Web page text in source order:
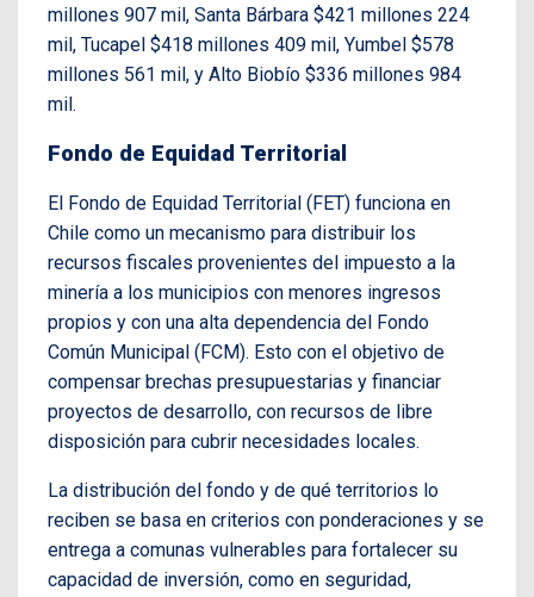
millones 907 mil, Santa Bárbara $421 millones 224
mil, Tucapel $418 millones 409 mil, Yumbel $578
millones 561 mil, y Alto Biobío $336 millones 984
mil.
Fondo de Equidad Territorial
El Fondo de Equidad Territorial (FET) funciona en
Chile como un mecanismo para distribuir los
recursos fiscales provenientes del impuesto a la
minería a los municipios con menores ingresos
propios y con una alta dependencia del Fondo
Común Municipal (FCM). Esto con el objetivo de
compensar brechas presupuestarias y financiar
proyectos de desarrollo, con recursos de libre
disposición para cubrir necesidades locales.
La distribución del fondo y de qué territorios lo
reciben se basa en criterios con ponderaciones y se
entrega a comunas vulnerables para fortalecer su
capacidad de inversión, como en seguridad,